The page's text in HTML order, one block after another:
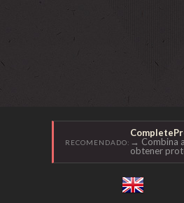
RECOMENDADO: → Combina
obtener